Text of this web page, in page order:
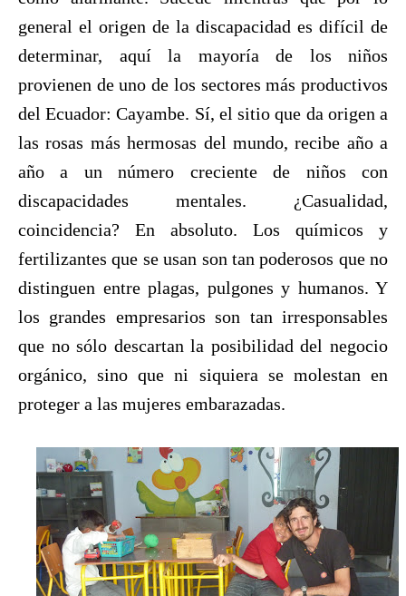
general el origen de la discapacidad es difícil de
determinar, aquí la mayoría de los niños
provienen de uno de los sectores más productivos
del Ecuador: Cayambe. Sí, el sitio que da origen a
las rosas más hermosas del mundo, recibe año a
año a un número creciente de niños con
discapacidades mentales. ¿Casualidad,
coincidencia? En absoluto. Los químicos y
fertilizantes que se usan son tan poderosos que no
distinguen entre plagas, pulgones y humanos. Y
los grandes empresarios son tan irresponsables
que no sólo descartan la posibilidad del negocio
orgánico, sino que ni siquiera se molestan en
proteger a las mujeres embarazadas.